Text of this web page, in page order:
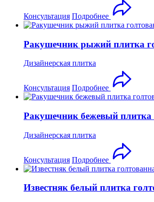
Консультация Подробнее
Ракушечник рыжий плитка
Дизайнерская плитка
Консультация Подробнее
Ракушечник бежевый плитка
Дизайнерская плитка
Консультация Подробнее
Известняк белый плитка